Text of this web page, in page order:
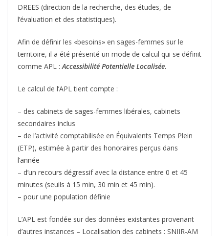
DREES (direction de la recherche, des études, de
l’évaluation et des statistiques).
Afin de définir les «besoins» en sages-femmes sur le
territoire, il a été présenté un mode de calcul qui se définit
comme APL :Accessibilité Potentielle Localisée.
Le calcul de l’APL tient compte :
– des cabinets de sages-femmes libérales, cabinets
secondaires inclus
– de l’activité comptabilisée en Équivalents Temps Plein
(ETP), estimée à partir des honoraires perçus dans
l’année
– d’un recours dégressif avec la distance entre 0 et 45
minutes (seuils à 15 min, 30 min et 45 min).
– pour une population définie
L’APL est fondée sur des données existantes provenant
d’autres instances – Localisation des cabinets : SNIIR-AM